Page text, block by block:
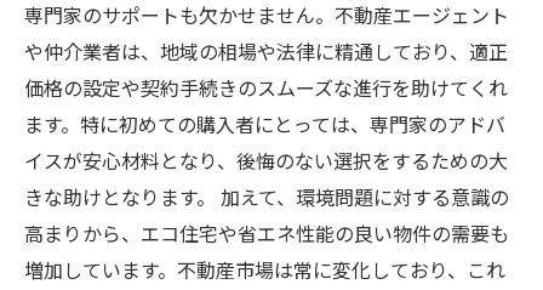
専門家のサポートも欠かせません。不動産エージェント
や仲介業者は、地域の相場や法律に精通しており、適正
価格の設定や契約手続きのスムーズな進行を助けてくれ
ます。特に初めての購入者にとっては、専門家のアドバ
イスが安心材料となり、後悔のない選択をするための大
きな助けとなります。 加えて、環境問題に対する意識の
高まりから、エコ住宅や省エネ性能の良い物件の需要も
増加しています。不動産市場は常に変化しており、これ